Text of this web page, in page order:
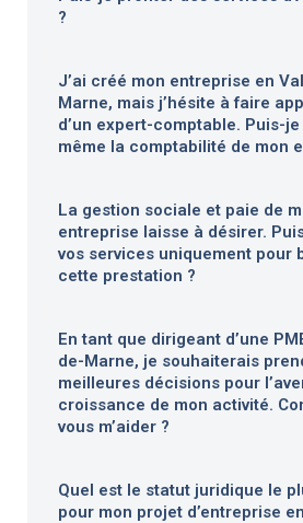
?
J’ai créé mon entreprise en
Marne, mais j’hésite à faire
d’un expert-comptable. Puis-
même la comptabilité de mon
La gestion sociale et paie de
entreprise laisse à désirer.
vos services uniquement pour
cette prestation ?
En tant que dirigeant d’une
de-Marne, je souhaiterais
meilleures décisions pour
croissance de mon activité.
vous m’aider ?
Quel est le statut juridique le
pour mon projet d’entreprise